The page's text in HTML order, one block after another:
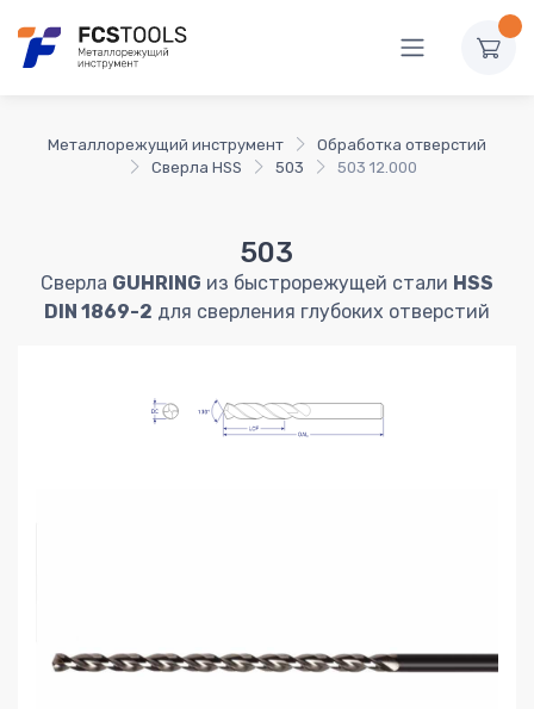
Металлорежущий инструмент
Обработка отверстий
Сверла HSS
503 503 12.000
503
Сверла GUHRING из быстрорежущей стали HSS
DIN 1869-2 для сверления глубоких отверстий